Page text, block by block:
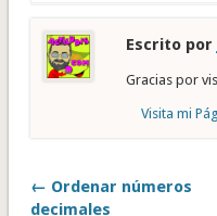
Escrito por
Gracias por
Visita mi
← Ordenar números
decimales